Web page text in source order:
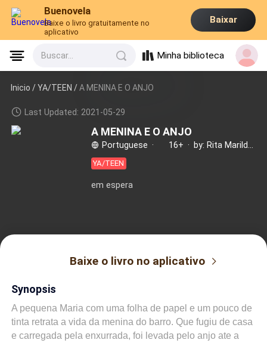
Buenovela
Baixe o livro gratuitamente no
aplicativo
Baixar
Buscar... Minha biblioteca
Inicio /YA/TEEN /A MENINA E O ANJO
Last Updated: 2021-05-29
A MENINA E O ANJO
Portuguese · 16+ ·
YA/TEEN
em espera
Baixe o livro no aplicativo
Synopsis
A pequena Maria com uma folha de papel e um pouco de
tinta retrata a vida da menina do barro. Que fugiu de casa
e carregada pela enxurrada, foi levada pelo anjo ate a